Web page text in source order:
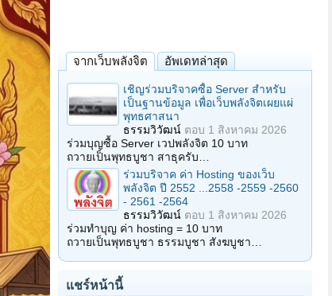
จากเว็บพลังจิต อัพเดทล่าสุด
เชิญร่วมบริจาคซื้อ Server สำหรับ
เป็นฐานข้อมูล เพื่อเว็บพลังจิตเผยแผ่
พุทธศาสนา
ธรรมวิวัฒน์ ตอบ 1 สิงหาคม 2026
ร่วมบุญซื้อ Server เวปพลังจิต 10 บาท
ถวายเป็นพุทธบูชา สาธุครับ…
ร่วมบริจาค ค่า Hosting ของเว็บ
พลังจิต ปี 2552 ...2558 -2559 -2560
- 2561 -2564
ธรรมวิวัฒน์ ตอบ 1 สิงหาคม 2026
ร่วมทำบุญ ค่า hosting = 10 บาท
ถวายเป็นพุทธบูชา ธรรมบูชา สังฆบูชา…
แชร์หน้านี้